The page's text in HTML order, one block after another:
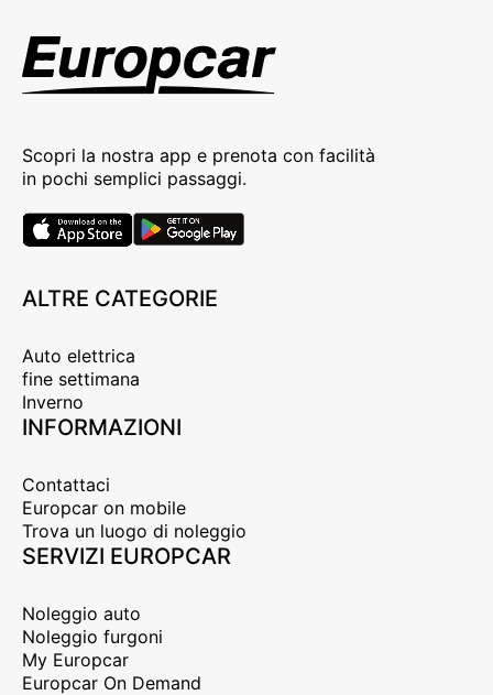
Scopri la nostra app e prenota con facilità
in pochi semplici passaggi.
ALTRE CATEGORIE
Auto elettrica
fine settimana
Inverno
INFORMAZIONI
Contattaci
Europcar on mobile
Trova un luogo di noleggio
SERVIZI EUROPCAR
Noleggio auto
Noleggio furgoni
My Europcar
Europcar On Demand